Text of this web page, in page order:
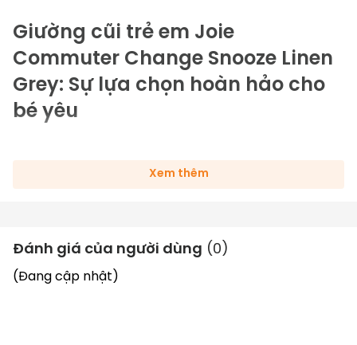
Giường cũi trẻ em Joie
Commuter Change Snooze Linen
Grey: Sự lựa chọn hoàn hảo cho
bé yêu
Dành cho bé: Từ sơ sinh đến 15kg
Đệm lót: Êm ái, dễ dàng làm sạch
Bàn thay đồ: Dành cho bé từ sơ sinh đến 11kg
Xem thêm
Đánh giá của người dùng (0 )
(Đang cập nhật)